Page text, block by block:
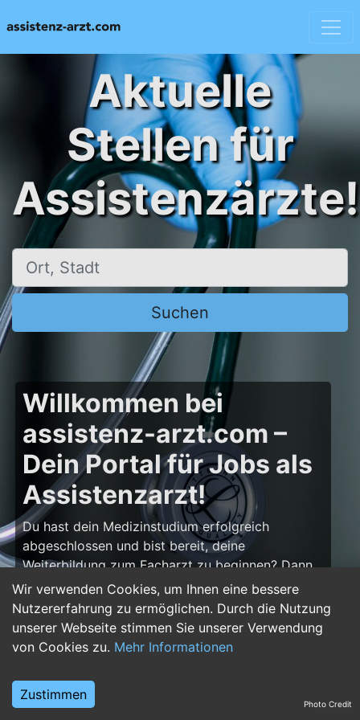
Wir verwenden Cookies, um Ihnen eine bessere
Nutzererfahrung zu ermöglichen. Durch die Nutzung
unserer Webseite stimmen Sie unserer Verwendung
von Cookies zu. Mehr Informationen
Zustimmen
Aktuelle
Stellen für
Assistenzärzte!
Ort, Stadt
Suchen
Willkommen bei
assistenz-arzt.com –
Dein Portal für Jobs als
Assistenzarzt!
Du hast dein Medizinstudium erfolgreich
abgeschlossen und bist bereit, deine
Weiterbildung zum Facharzt zu beginnen? Dann
bist du aufassistenz-arzt.comgenau richtig!
Hier findest du zahlreiche Stellenangebote für
Assistenzärzte in allen Fachrichtungen – von der
Inneren Medizin über die Chirurgie bis hin zur
deine Karriere im Arztberuf und finde die
passende Klinik oder Praxis für deinen nächstenPhoto Credit